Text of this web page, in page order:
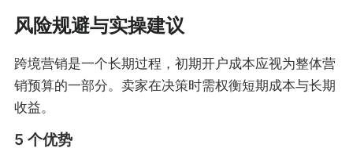
风险规避与实操建议
跨境营销是一个长期过程，初期开户成本应视为整体营
销预算的一部分。卖家在决策时需权衡短期成本与长期
收益。
5 个优势